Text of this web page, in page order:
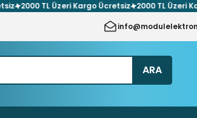
2000 TL Üzeri Kargo Ücretsiz 2000 TL Üzeri
ARA